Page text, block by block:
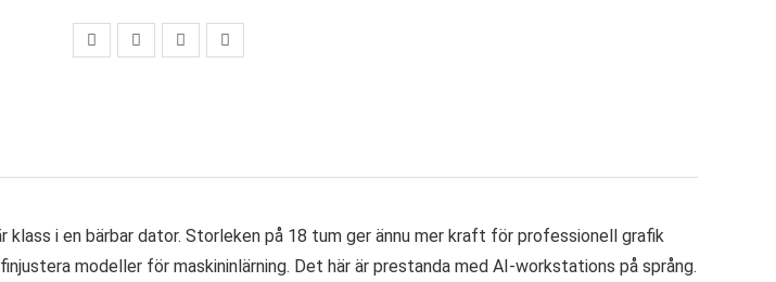
i en bärbar dator. Storleken på 18 tum ger ännu mer kraft för professionell grafik
modeller för maskininlärning. Det här är prestanda med AI-workstations på språng.